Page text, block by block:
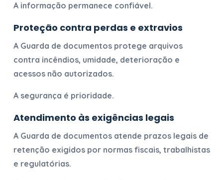
A informação permanece confiável.
Proteção contra perdas e extravios
A Guarda de documentosprotege arquivos
contra incêndios, umidade, deterioração e
acessos não autorizados.
A segurança é prioridade.
Atendimento às exigências legais
A Guarda de documentosatende prazos legais de
retenção exigidos por normas fiscais, trabalhistas
e regulatórias.